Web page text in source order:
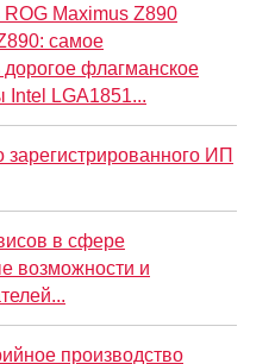
Maximus Z890
самое
флагманское
LGA1851...
зарегистрированного ИП
в сфере
возможности и
производство